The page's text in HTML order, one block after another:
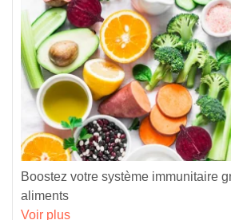
Boostez votre système immunitaire
aliments
Voir plus